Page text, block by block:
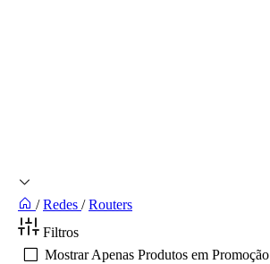
/ Redes / Routers
Filtros
Mostrar Apenas Produtos em Promoção